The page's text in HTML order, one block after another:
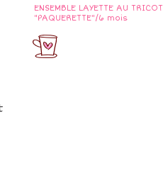
ENSEMBLE LAYETTE AU TRICOT
"PAQUERETTE"/6 mois